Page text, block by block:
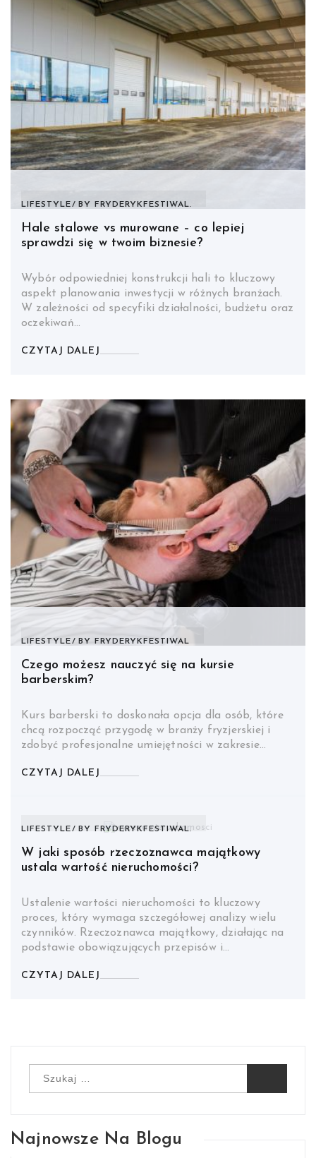
LIFESTYLE BY FRYDERYKFESTIWAL.
Hale stalowe vs murowane – co lepiej
sprawdzi się w twoim biznesie?
Wybór odpowiedniej konstrukcji hali to kluczowy
aspekt planowania inwestycji w różnych branżach.
W zależności od specyfiki działalności, budżetu oraz
oczekiwań…
CZYTAJ DALEJ
LIFESTYLE BY FRYDERYKFESTIWAL
Czego możesz nauczyć się na kursie
barberskim?
Kurs barberski to doskonała opcja dla osób, które
chcą rozpocząć przygodę w branży fryzjerskiej i
zdobyć profesjonalne umiejętności w zakresie…
CZYTAJ DALEJ
LIFESTYLE BY FRYDERYKFESTIWAL.
W jaki sposób rzeczoznawca majątkowy
ustala wartość nieruchomości?
Ustalenie wartości nieruchomości to kluczowy
proces, który wymaga szczegółowej analizy wielu
czynników. Rzeczoznawca majątkowy, działając na
podstawie obowiązujących przepisów i…
CZYTAJ DALEJ
Najnowsze Na Blogu